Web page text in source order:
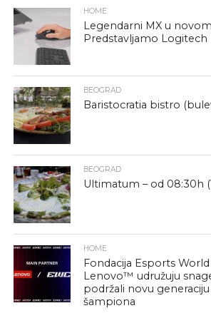
HOME
Legendarni MX u
Predstavljamo Logitech
BEOGRAD
Baristocratia bistro
BEOGRAD
Ultimatum – od 08:30h
HOME
Fondacija Esports World
Lenovo™ udružuju
podržali novu
šampiona